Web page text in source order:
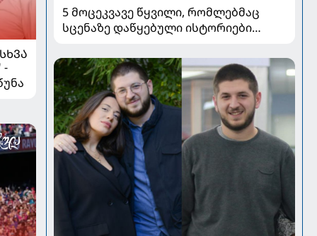
-
5 მოცეკვავე წყვილი, რომლებმაც
სცენაზე დაწყებული ისტორიები